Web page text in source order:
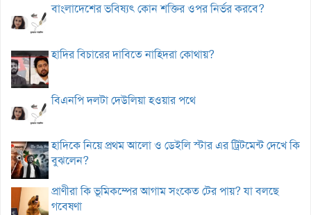
বাংলাদেশের ভবিষ্যৎ কোন শক্তির ওপর নির্ভর করবে?
হাদির বিচারের দাবিতে নাহিদরা কোথায়?
বিএনপি দলটা দেউলিয়া হওয়ার পথে
হাদিকে নিয়ে প্রথম আলো ও ডেইলি স্টার এর ট্রিটমেন্ট দেখে কি
বুঝলেন?
প্রাণীরা কি ভূমিকম্পের আগাম সংকেত টের পায়? যা বলছে
গবেষণা